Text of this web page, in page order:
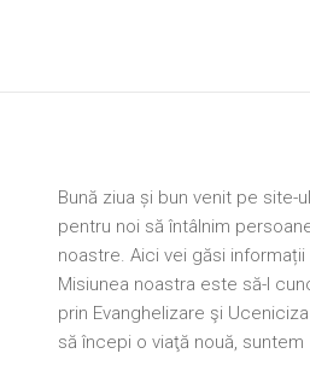
Bună ziua și bun venit pe
pentru noi să întâlnim
noastre. Aici vei găsi
Misiunea noastra este să-l
prin Evanghelizare şi
să începi o viaţă nouă,